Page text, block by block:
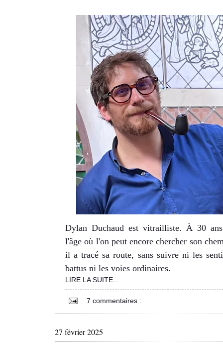
Dylan Duchaud est vitrailliste. À 30
l'âge où l'on peut encore chercher son
il a tracé sa route, sans suivre ni les
battus ni les voies ordinaires.
LIRE LA SUITE...
7 commentaires :
27 février 2025